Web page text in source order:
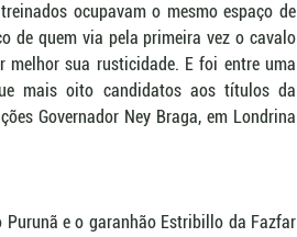
ocupavam o mesmo espaço de
de quem via pela primeira vez o cavalo
melhor sua rusticidade. E foi entre uma
mais oito candidatos aos títulos da
Governador Ney Braga, em Londrina
e o garanhão Estribillo da Fazfar